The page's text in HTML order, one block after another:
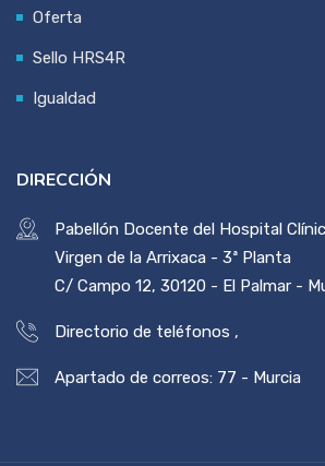
Oferta
Sello HRS4R
Igualdad
DIRECCIÓN
Pabellón Docente del Hospital
Virgen de la Arrixaca - 3ª Planta
C/ Campo 12, 30120 - El Palmar -
Directorio de teléfonos ,
Apartado de correos: 77 - Murcia